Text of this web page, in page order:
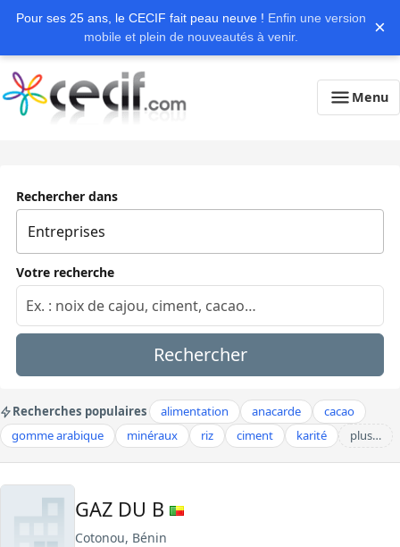
Pour ses 25 ans, le CECIF fait peau neuve ! Enfin une version
mobile et plein de nouveautés à venir.
×
Menu
Rechercher dans
Votre recherche
Rechercher
Recherches populaires alimentation anacarde
cacao
gomme arabique
minéraux riz ciment karité plus…
GAZ DU B
Cotonou, Bénin